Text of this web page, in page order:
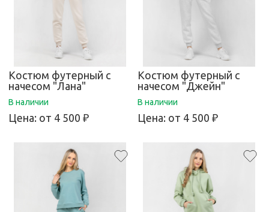
Костюм футерный с
начесом "Лана"
В наличии
Цена: от 4 500 ₽
Костюм футерный с
начесом "Джейн"
В наличии
Цена: от 4 500 ₽